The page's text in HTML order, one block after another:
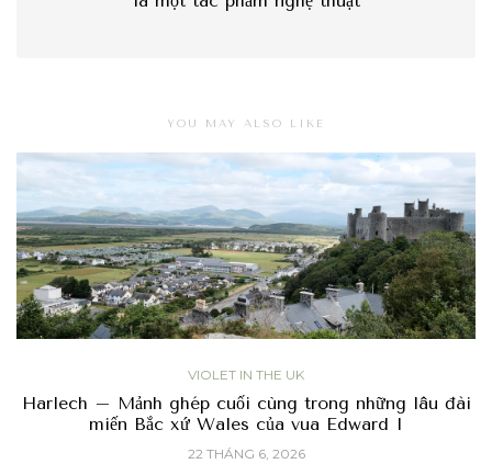
YOU MAY ALSO LIKE
VIOLET IN THE UK
Harlech – Mảnh ghép cuối cùng trong những lâu đài
miến Bắc xứ Wales của vua Edward I
22 THÁNG 6, 2026